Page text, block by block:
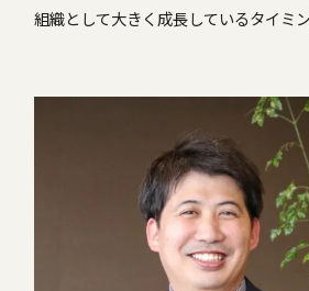
組織として大きく成長しているタイミン